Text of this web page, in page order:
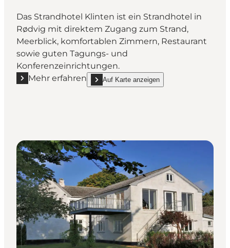
Das Strandhotel Klinten ist ein Strandhotel in
Rødvig mit direktem Zugang zum Strand,
Meerblick, komfortablen Zimmern, Restaurant
sowie guten Tagungs- und
Konferenzeinrichtungen.
Mehr erfahren
Mehr erfahren "Strandhotel Klinten - Strandhotel in
Auf Karte anzeigen
show Strandhotel Klinten - Strandhotel in